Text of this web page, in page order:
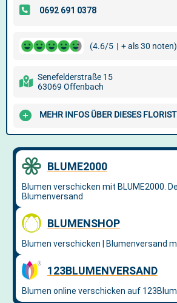
(4.6/5 | + als 30 noten)
Senefelderstraße 15
63069 Offenbach
MEHR INFOS ÜBER DIESES FLORIST